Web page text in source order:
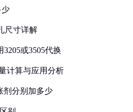
少
尺寸详解
或3505代换
计算与应用分析
剂分别加多少